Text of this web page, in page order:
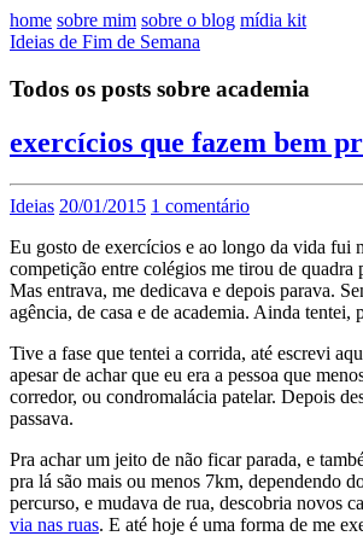
home sobre mim sobre o blog mídia kit
Ideias de Fim de Semana
Todos os posts sobre academia
exercícios que fazem bem
Ideias 20/01/2015 1 comentário
Eu gosto de exercícios e ao longo da vida fui
competição entre colégios me tirou de
Mas entrava, me dedicava e depois parava.
agência, de casa e de academia. Ainda
Tive a fase que tentei a corrida, até escrevi
apesar de achar que eu era a pessoa que
corredor, ou condromalácia patelar. Depois
passava.
Pra achar um jeito de não ficar parada, e
pra lá são mais ou menos 7km, dependendo
percurso, e mudava de rua, descobria novos
via nas ruas. E até hoje é uma forma de me